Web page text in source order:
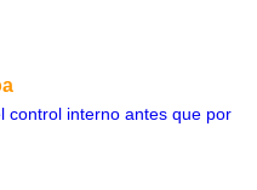
control interno antes que por